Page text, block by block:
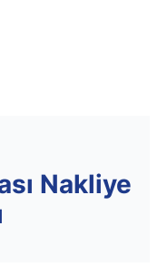
Nakliye